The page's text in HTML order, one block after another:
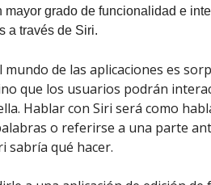
mayor grado de funcionalidad e
a través de Siri.
mundo de las aplicaciones es
que los usuarios podrán
Hablar con Siri será como
o referirse a una parte
sabría qué hacer.